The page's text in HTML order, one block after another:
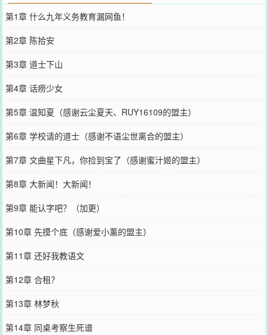
第1章 什么九年义务教育漏网鱼！
第2章 陈拾安
第3章 道士下山
第4章 话痨少女
第5章 温知夏（感谢云尘夏天、RUY16109的盟主）
第6章 学校请的道士（感谢不语尘世离合的盟主）
第7章 文曲星下凡，你捡到宝了（感谢蜜汁姬的盟主）
第8章 大新闻！大新闻！
第9章 能认字吧？（加更）
第10章 先摸个底（感谢爱小薰的盟主）
第11章 还好我教语文
第12章 合租？
第13章 林梦秋
第14章 同桌考察生死谱